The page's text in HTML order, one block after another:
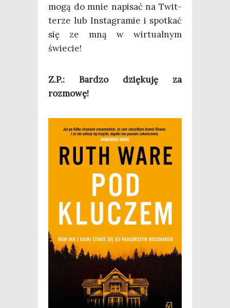
mogą do mnie napi­sać na Twit­
te­rze lub Insta­gra­mie i spo­tkać
się ze mną w wir­tu­al­nym
świecie!
Z.P.: Bar­dzo dzię­ku­ję za
rozmowę!